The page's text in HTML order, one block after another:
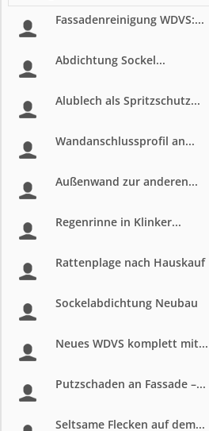
Fassadenreinigung WDVS:...
Abdichtung Sockel...
Alublech als Spritzschutz...
Wandanschlussprofil an...
Außenwand zur anderen...
Regenrinne in Klinker...
Rattenplage nach Hauskauf
Sockelabdichtung Neubau
Neues WDVS komplett mit...
Putzschaden an Fassade –...
Seltsame Flecken auf dem...